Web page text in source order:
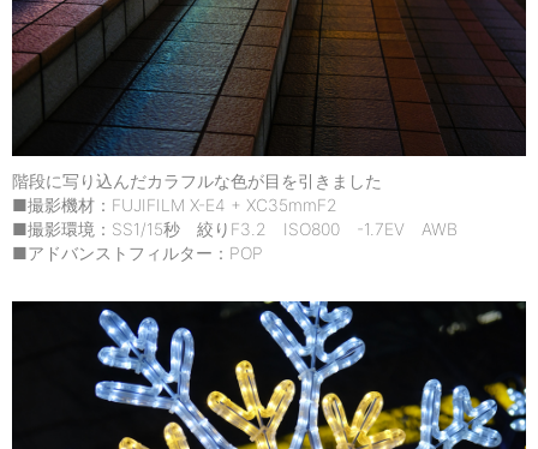
階段に写り込んだカラフルな色が目を引きました
■撮影機材：FUJIFILM X-E4 + XC35mmF2
■撮影環境：SS1/15秒 絞りF3.2 ISO800 -1.7EV AWB
■アドバンストフィルター：POP